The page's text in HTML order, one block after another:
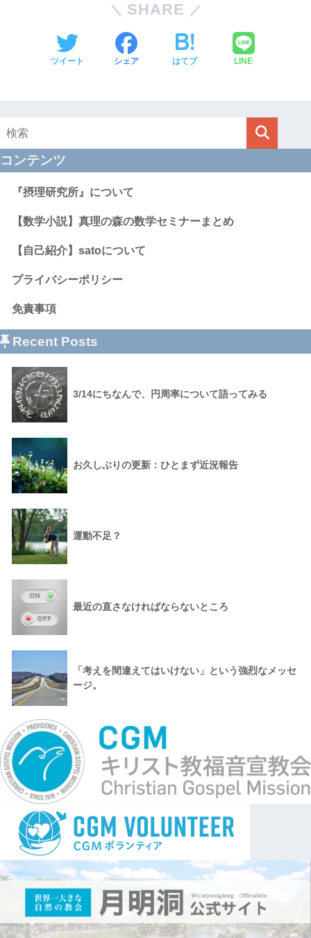
SHARE
ツイート シェア はてブ LINE
コンテンツ
『摂理研究所』について
【数学小説】真理の森の数学セミナーまとめ
【自己紹介】satoについて
プライバシーポリシー
免責事項
Recent Posts
3/14にちなんで、円周率について語ってみる
お久しぶりの更新：ひとまず近況報告
運動不足？
最近の直さなければならないところ
「考えを間違えてはいけない」という強烈なメッセ
ージ。